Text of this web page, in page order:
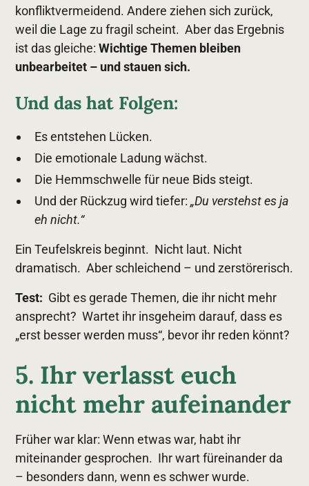
konfliktvermeidend. Andere ziehen sich zurück,
weil die Lage zu fragil scheint. Aber das Ergebnis
ist das gleiche:Wichtige Themen bleiben
unbearbeitet – und stauen sich.
Und das hat Folgen:
Es entstehen Lücken.
Die emotionale Ladung wächst.
Die Hemmschwelle für neue Bids steigt.
Und der Rückzug wird tiefer:„Du verstehst es ja
eh nicht.“
Ein Teufelskreis beginnt. Nicht laut. Nicht
dramatisch. Aber schleichend – und zerstörerisch.
Test: Gibt es gerade Themen, die ihr nicht mehr
ansprecht? Wartet ihr insgeheim darauf, dass es
„erst besser werden muss“, bevor ihr reden könnt?
5. Ihr verlasst euch
nicht mehr aufeinander
Früher war klar: Wenn etwas war, habt ihr
miteinander gesprochen. Ihr wart füreinander da
– besonders dann, wenn es schwer wurde.